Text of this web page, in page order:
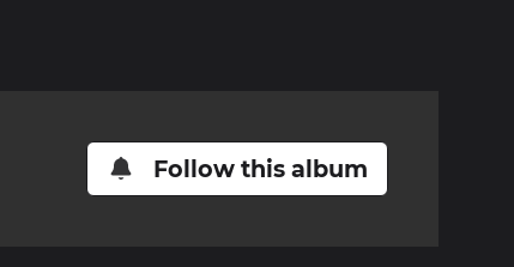
Follow this album